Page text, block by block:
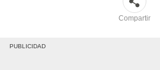
Compartir